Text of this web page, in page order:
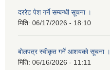
दररेट पेश गर्ने सम्बन्धी सूचना ।
मिति: 06/17/2026 - 18:10
बोलपत्र स्वीकृत गर्ने आशयको सूचना ।
मिति: 06/16/2026 - 11:11